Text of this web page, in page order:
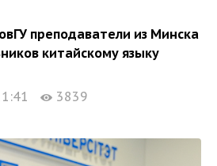
преподаватели из Минска
китайскому языку
3839